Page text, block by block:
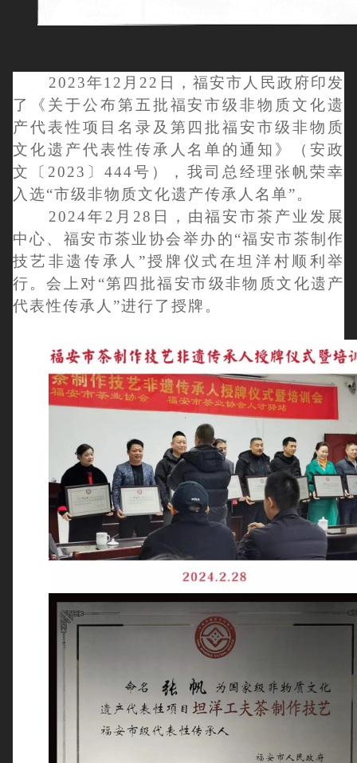
2023年12月22日，福安市人民政府印发
了《关于公布第五批福安市级非物质文化遗
产代表性项目名录及第四批福安市级非物质
文化遗产代表性传承人名单的通知》（安政
文〔2023〕444号），我司总经理张帆荣幸
入选“市级非物质文化遗产传承人名单”。
2024年2月28日，由福安市茶产业发展
中心、福安市茶业协会举办的“福安市茶制作
技艺非遗传承人”授牌仪式在坦洋村顺利举
行。会上对“第四批福安市级非物质文化遗产
代表性传承人”进行了授牌。